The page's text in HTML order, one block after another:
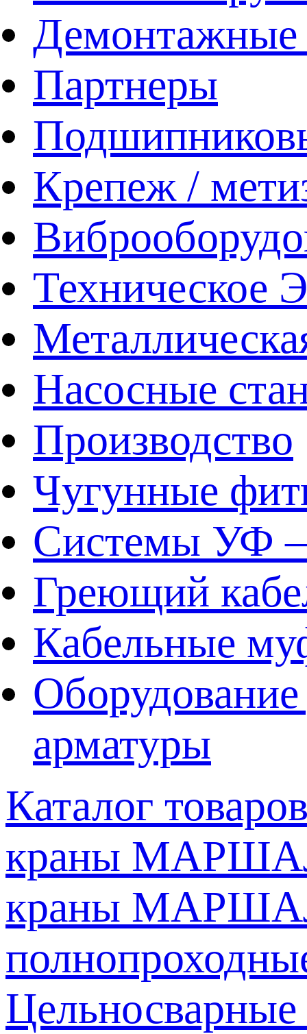
Демонтажные
Партнеры
Крепеж /
Техническое
Насосные
Производство
Чугунные
Системы УФ –
Греющий
Кабельные
арматуры
Каталог
краны
краны